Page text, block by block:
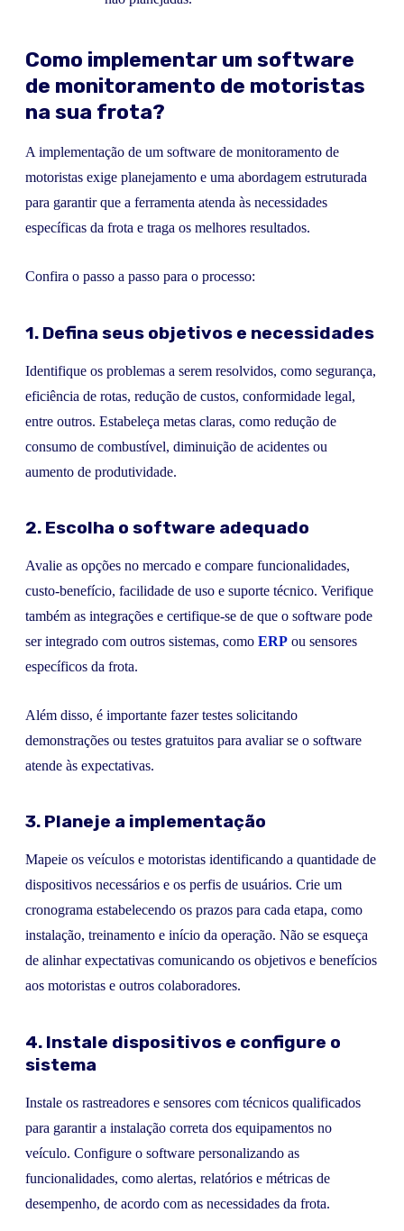
Como implementar um software
de monitoramento de motoristas
na sua frota?
A implementação de um software de monitoramento de
motoristas exige planejamento e uma abordagem estruturada
para garantir que a ferramenta atenda às necessidades
específicas da frota e traga os melhores resultados.
Confira o passo a passo para o processo:
1. Defina seus objetivos e necessidades
Identifique os problemas a serem resolvidos, como segurança,
eficiência de rotas, redução de custos, conformidade legal,
entre outros. Estabeleça metas claras, como redução de
consumo de combustível, diminuição de acidentes ou
aumento de produtividade.
2. Escolha o software adequado
Avalie as opções no mercado e compare funcionalidades,
custo-benefício, facilidade de uso e suporte técnico. Verifique
também as integrações e certifique-se de que o software pode
ser integrado com outros sistemas, como ERP ou sensores
específicos da frota.
Além disso, é importante fazer testes solicitando
demonstrações ou testes gratuitos para avaliar se o software
atende às expectativas.
3. Planeje a implementação
Mapeie os veículos e motoristas identificando a quantidade de
dispositivos necessários e os perfis de usuários. Crie um
cronograma estabelecendo os prazos para cada etapa, como
instalação, treinamento e início da operação. Não se esqueça
de alinhar expectativas comunicando os objetivos e benefícios
aos motoristas e outros colaboradores.
4. Instale dispositivos e configure o
sistema
Instale os rastreadores e sensores com técnicos qualificados
para garantir a instalação correta dos equipamentos no
veículo. Configure o software personalizando as
funcionalidades, como alertas, relatórios e métricas de
desempenho, de acordo com as necessidades da frota.